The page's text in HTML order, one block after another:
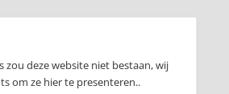
zou deze website niet bestaan, wij
om ze hier te presenteren..